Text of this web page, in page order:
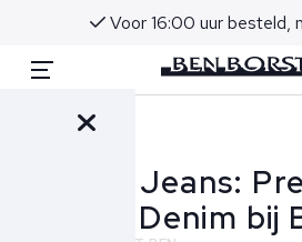
Voor 16:00 uur besteld,
Tenue Jeans:
Italian Denim bij